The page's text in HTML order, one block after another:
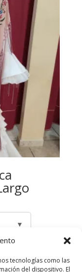
tecnologías como las
del dispositivo. El